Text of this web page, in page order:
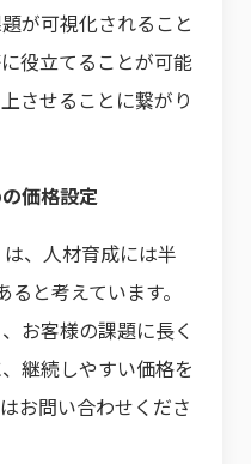
が可視化されること
役立てることが可能
させることに繋がり
価格設定
は、人材育成には半
と考えています。
お客様の課題に長く
継続しやすい価格を
お問い合わせくださ